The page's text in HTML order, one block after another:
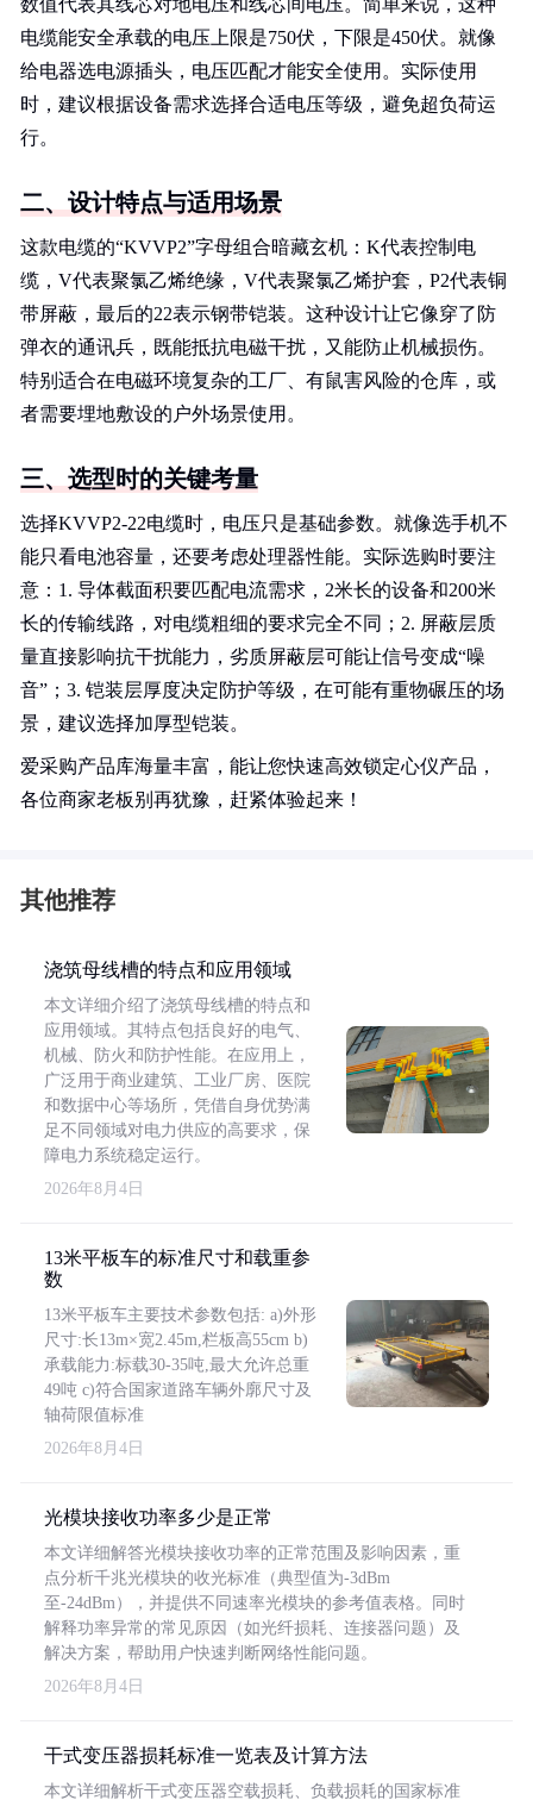
数值代表其线芯对地电压和线芯间电压。简单来说，这种
电缆能安全承载的电压上限是750伏，下限是450伏。就像
给电器选电源插头，电压匹配才能安全使用。实际使用
时，建议根据设备需求选择合适电压等级，避免超负荷运
行。
二、设计特点与适用场景
这款电缆的“KVVP2”字母组合暗藏玄机：K代表控制电
缆，V代表聚氯乙烯绝缘，V代表聚氯乙烯护套，P2代表铜
带屏蔽，最后的22表示钢带铠装。这种设计让它像穿了防
弹衣的通讯兵，既能抵抗电磁干扰，又能防止机械损伤。
特别适合在电磁环境复杂的工厂、有鼠害风险的仓库，或
者需要埋地敷设的户外场景使用。
三、选型时的关键考量
选择KVVP2-22电缆时，电压只是基础参数。就像选手机不
能只看电池容量，还要考虑处理器性能。实际选购时要注
意：1. 导体截面积要匹配电流需求，2米长的设备和200米
长的传输线路，对电缆粗细的要求完全不同；2. 屏蔽层质
量直接影响抗干扰能力，劣质屏蔽层可能让信号变成“噪
音”；3. 铠装层厚度决定防护等级，在可能有重物碾压的场
景，建议选择加厚型铠装。
爱采购产品库海量丰富，能让您快速高效锁定心仪产品，
各位商家老板别再犹豫，赶紧体验起来！
其他推荐
浇筑母线槽的特点和应用领域
本文详细介绍了浇筑母线槽的特点和
应用领域。其特点包括良好的电气、
机械、防火和防护性能。在应用上，
广泛用于商业建筑、工业厂房、医院
和数据中心等场所，凭借自身优势满
足不同领域对电力供应的高要求，保
障电力系统稳定运行。
2026年8月4日
13米平板车的标准尺寸和载重参
数
13米平板车主要技术参数包括: a)外形
尺寸:长13m×宽2.45m,栏板高55cm b)
承载能力:标载30-35吨,最大允许总重
49吨 c)符合国家道路车辆外廓尺寸及
轴荷限值标准
2026年8月4日
光模块接收功率多少是正常
本文详细解答光模块接收功率的正常范围及影响因素，重
点分析千兆光模块的收光标准（典型值为-3dBm
至-24dBm），并提供不同速率光模块的参考值表格。同时
解释功率异常的常见原因（如光纤损耗、连接器问题）及
解决方案，帮助用户快速判断网络性能问题。
2026年8月4日
干式变压器损耗标准一览表及计算方法
本文详细解析干式变压器空载损耗、负载损耗的国家标准